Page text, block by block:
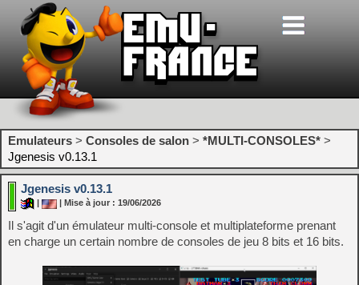
Emulateurs > Consoles de salon > *MULTI-CONSOLES* >
Jgenesis v0.13.1
Jgenesis v0.13.1
| Mise à jour : 19/06/2026
Il s'agit d'un émulateur multi-console et multiplateforme prenant
en charge un certain nombre de consoles de jeu 8 bits et 16 bits.